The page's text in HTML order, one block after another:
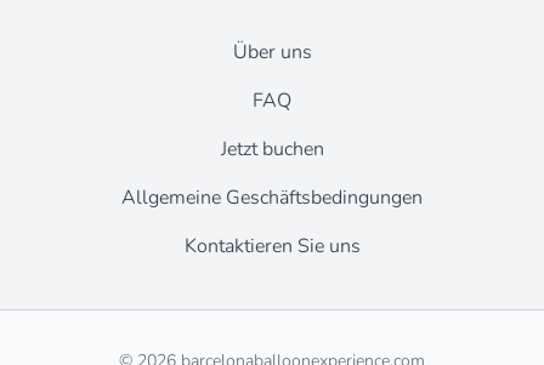
Über uns
FAQ
Jetzt buchen
Allgemeine Geschäftsbedingungen
Kontaktieren Sie uns